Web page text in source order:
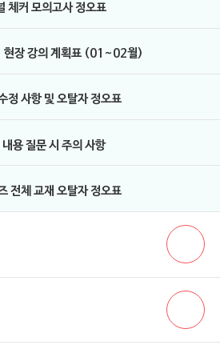
체커 모의고사 정오표
현장 강의 계획표 (01~02월)
사항 및 오탈자 정오표
용 질문 시 주의 사항
전체 교재 오탈자 정오표